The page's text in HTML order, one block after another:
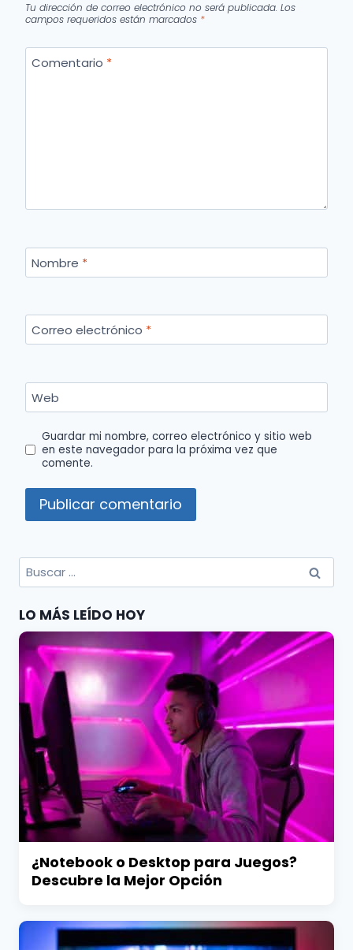
Tu dirección de correo electrónico no será publicada. Los
campos requeridos están marcados *
Comentario *
Nombre *
Correo electrónico *
Web
Guardar mi nombre, correo electrónico y sitio web
en este navegador para la próxima vez que
comente.
Buscar
por:
LO MÁS LEÍDO HOY
¿Notebook o Desktop para Juegos?
Descubre la Mejor Opción